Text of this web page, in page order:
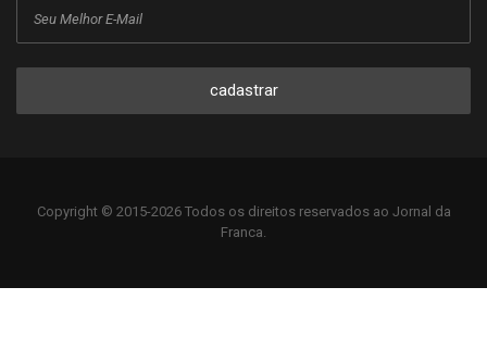
cadastrar
Copyright © 2015-2026 Todos os direitos reservados ao Jornal da
Franca.